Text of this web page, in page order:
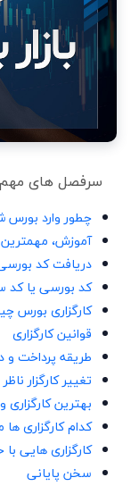
سرفصل های مهم
چطور وارد بورس
آموزش، مهمترین
دریافت کد
کد بورسی یا
کارگزاری بورس
قوانین کارگزاری
طریقه پرداخت و
تغییر کارگزار
بهترین
کدام کارگزاری
کارگزاری هایی
سخن پایانی